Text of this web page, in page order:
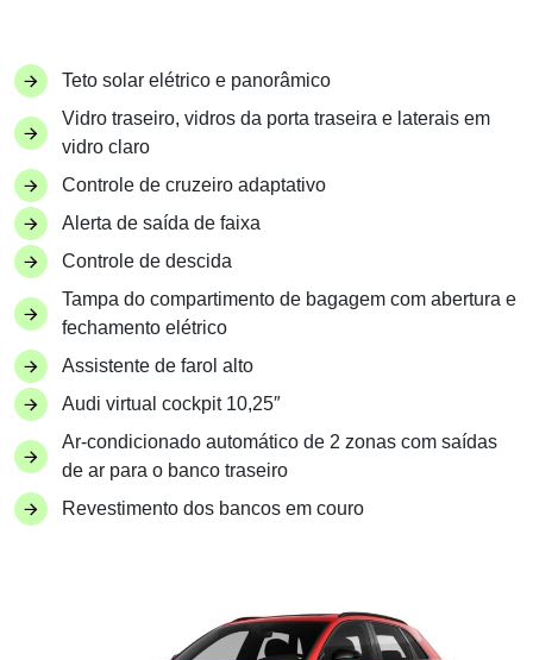
Teto solar elétrico e panorâmico
Vidro traseiro, vidros da porta traseira e laterais em
vidro claro
Controle de cruzeiro adaptativo
Alerta de saída de faixa
Controle de descida
Tampa do compartimento de bagagem com abertura e
fechamento elétrico
Assistente de farol alto
Audi virtual cockpit 10,25″
Ar-condicionado automático de 2 zonas com saídas
de ar para o banco traseiro
Revestimento dos bancos em couro